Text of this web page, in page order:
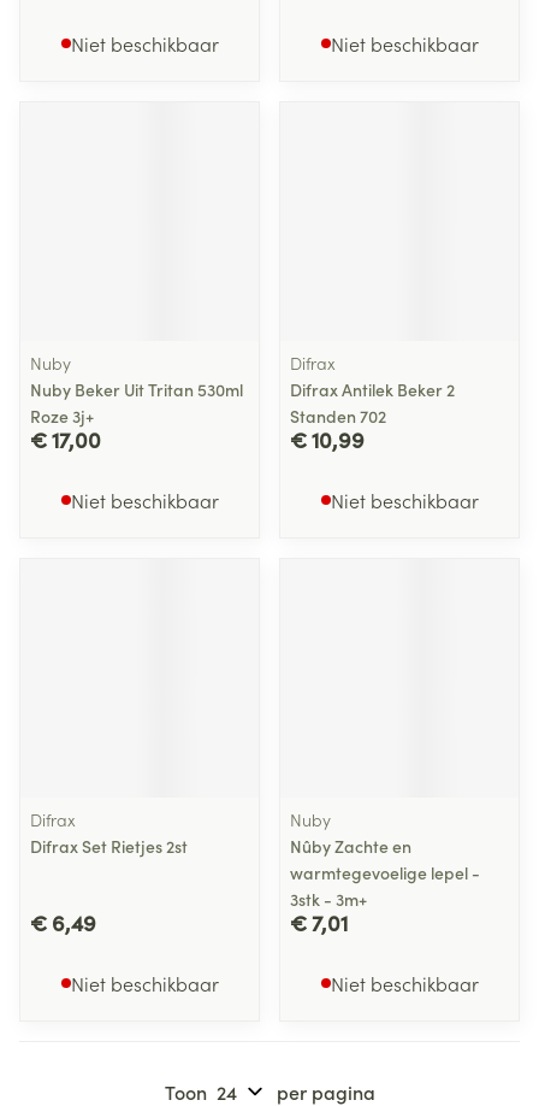
Niet beschikbaar Niet beschikbaar
Nuby
Nuby Beker Uit Tritan 530ml
Roze 3j+
€ 17,00
Niet beschikbaar
Difrax
Difrax Antilek Beker 2
Standen 702
€ 10,99
Niet beschikbaar
Difrax
Difrax Set Rietjes 2st
€ 6,49
Niet beschikbaar
Nuby
Nûby Zachte en
warmtegevoelige lepel -
3stk - 3m+
€ 7,01
Niet beschikbaar
Toon per pagina